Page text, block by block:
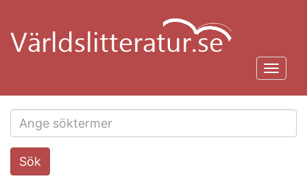
huvudinnehåll
Search
this
Sök